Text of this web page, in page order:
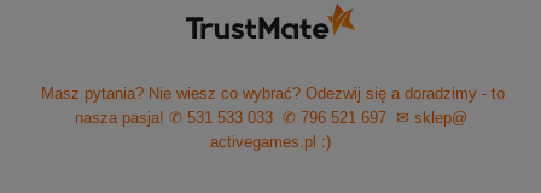
Masz pytania? Nie wiesz co wybrać? Odezwij się a doradzimy - to
nasza pasja! ✆ 531 533 033 ✆ 796 521 697
✉ sklep@
activegames.pl :)